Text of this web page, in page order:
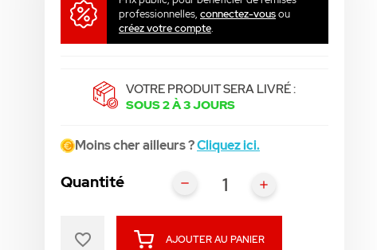
professionnelles, connectez-vousou
créez votre compte.
VOTRE PRODUIT SERA LIVRÉ :
SOUS 2 À 3 JOURS
Moins cher ailleurs ?Cliquez ici.
Quantité
AJOUTER AU PANIER
favorite_border